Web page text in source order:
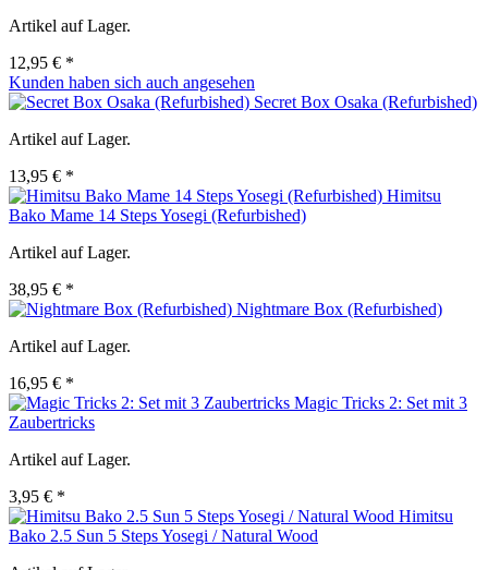
Artikel auf Lager.
12,95 € *
Kunden haben sich auch angesehen
Secret Box Osaka (Refurbished)
Artikel auf Lager.
13,95 € *
Himitsu
Bako Mame 14 Steps Yosegi (Refurbished)
Artikel auf Lager.
38,95 € *
Nightmare Box (Refurbished)
Artikel auf Lager.
16,95 € *
Magic Tricks 2: Set mit 3
Zaubertricks
Artikel auf Lager.
3,95 € *
Himitsu
Bako 2.5 Sun 5 Steps Yosegi / Natural Wood